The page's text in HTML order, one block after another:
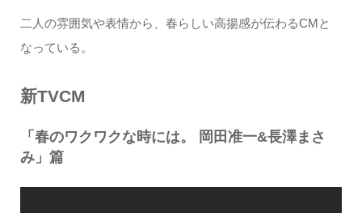
二人の雰囲気や表情から、春らしい高揚感が伝わるCMと
なっている。
新TVCM
「春のワクワクな時には。 岡田准一&長澤まさ
み」篇